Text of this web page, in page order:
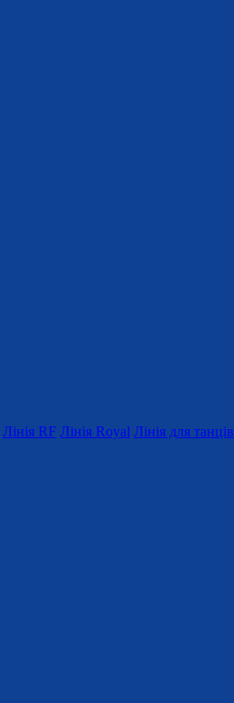
Лінія RF Лінія Royal Лінія для танців